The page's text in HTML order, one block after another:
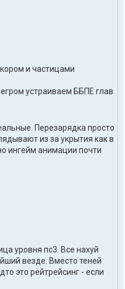
и частицами
устраиваем ББПЕ глав
Перезарядка просто
из за укрытия как в
ингейм анимации почти
уровня пс3. Все нахуй
везде. Вместо теней
это рейтрейсинг - если